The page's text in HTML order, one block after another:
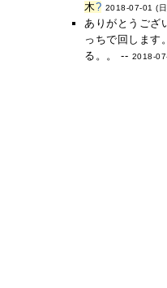
木? 2018-07-01 (
ありがとうござ
っちで回します
る。。 -- 2018-